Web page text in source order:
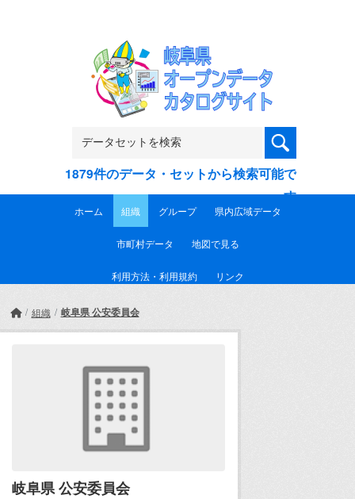
1879件のデータ・セットから検索可能で
す
ホーム 組織 グループ 県内広域データ
市町村データ 地図で見る
利用方法・利用規約 リンク
組織 岐阜県 公安委員会
岐阜県 公安委員会